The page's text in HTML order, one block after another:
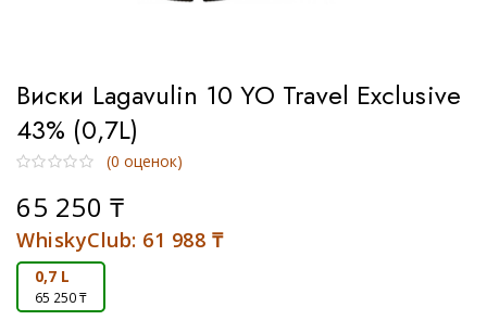
Виски Lagavulin 10 YO Travel Exclusive
43% (0,7L)
(0 оценок)
65 250 ₸
WhiskyClub: 61 988 ₸
0,7 L
65 250 ₸
Купажированный солод
Солодовый
Бренд
Johnnie walker